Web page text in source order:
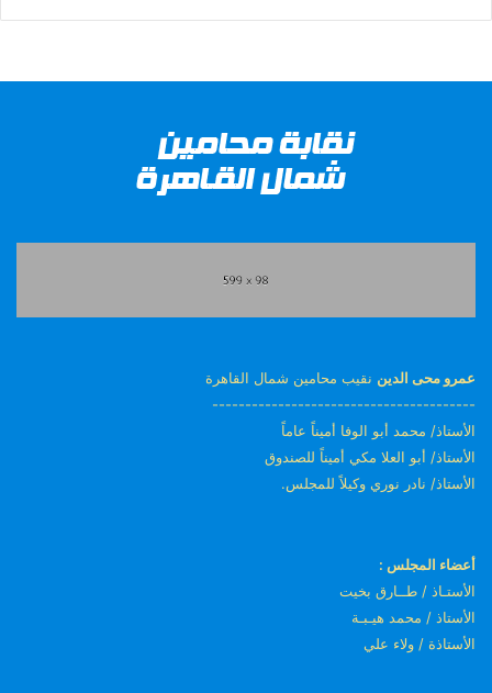
عمرو محى الدين نقيب محامين شمال القاهرة
----------------------------------------
الأستاذ/ محمد أبو الوفا أميناً عاماً
الأستاذ/ أبو العلا مكي أميناً للصندوق
الأستاذ/ نادر نوري وكيلاً للمجلس.
أعضاء المجلس :
الأستـاذ / طــارق بخيت
الأستاذ / محمد هيـبـة
الأستاذة / ولاء علي